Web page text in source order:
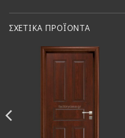
ΣΧΕΤΙΚΆ ΠΡΟΪΌΝΤΑ